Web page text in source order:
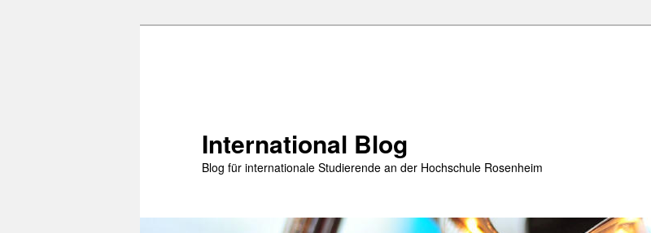
International Blog
Blog für internationale Studierende an der Hochschule Rosenheim